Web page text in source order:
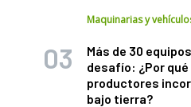
Maquinarias y
Más de 30
desafío: ¿Por
productores
bajo tierra?